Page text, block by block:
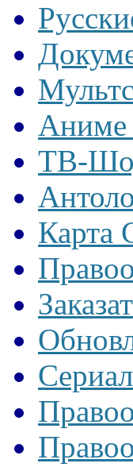
Аниме
ТВ-
Карта